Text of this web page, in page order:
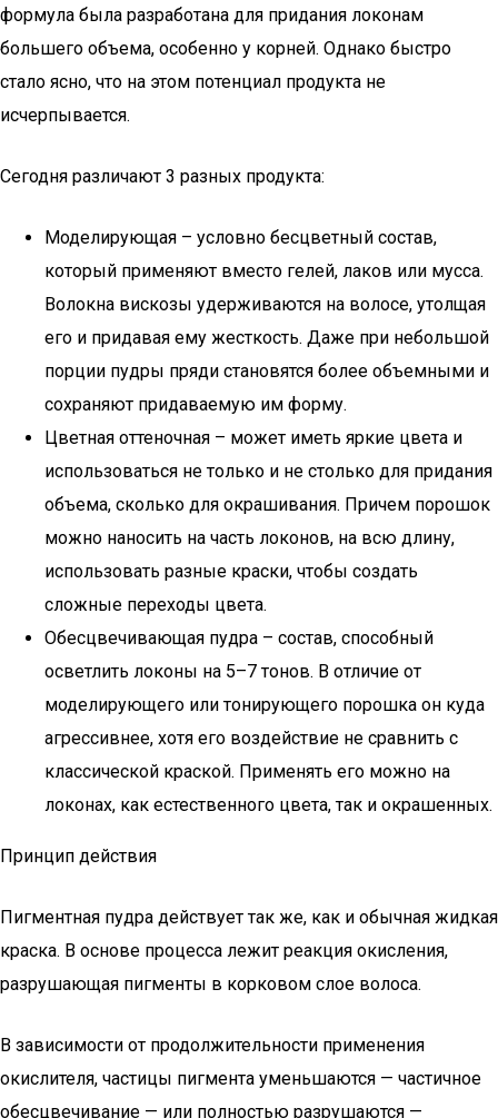
формула была разработана для придания локонам
большего объема, особенно у корней. Однако быстро
стало ясно, что на этом потенциал продукта не
исчерпывается.
Сегодня различают 3 разных продукта:
Моделирующая – условно бесцветный состав,
который применяют вместо гелей, лаков или мусса.
Волокна вискозы удерживаются на волосе, утолщая
его и придавая ему жесткость. Даже при небольшой
порции пудры пряди становятся более объемными и
сохраняют придаваемую им форму.
Цветная оттеночная – может иметь яркие цвета и
использоваться не только и не столько для придания
объема, сколько для окрашивания. Причем порошок
можно наносить на часть локонов, на всю длину,
использовать разные краски, чтобы создать
сложные переходы цвета.
Обесцвечивающая пудра – состав, способный
осветлить локоны на 5–7 тонов. В отличие от
моделирующего или тонирующего порошка он куда
агрессивнее, хотя его воздействие не сравнить с
классической краской. Применять его можно на
локонах, как естественного цвета, так и окрашенных.
Принцип действия
Пигментная пудра действует так же, как и обычная жидкая
краска. В основе процесса лежит реакция окисления,
разрушающая пигменты в корковом слое волоса.
В зависимости от продолжительности применения
окислителя, частицы пигмента уменьшаются — частичное
обесцвечивание — или полностью разрушаются —